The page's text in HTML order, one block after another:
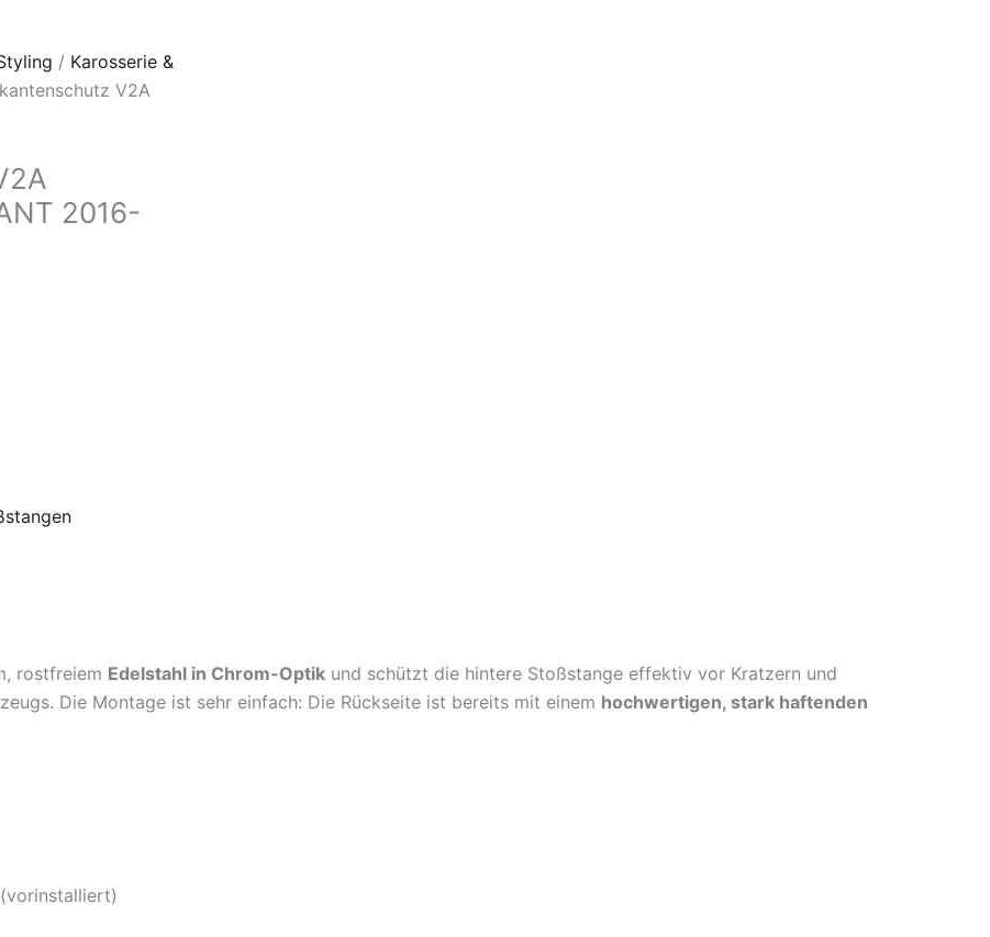
/ Karosserie &
V2A
2016-
rostfreiem Edelstahl in Chrom-Optik und schützt die hintere Stoßstange effektiv vor Kratzern und
Die Montage ist sehr einfach: Die Rückseite ist bereits mit einem hochwertigen, stark haftenden